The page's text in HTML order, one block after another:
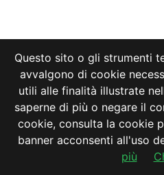
Questo sito o gli strumenti
avvalgono di cookie
utili alle finalità illustrate
saperne di più o negare il
cookie, consulta la cookie
banner acconsenti all'uso
più